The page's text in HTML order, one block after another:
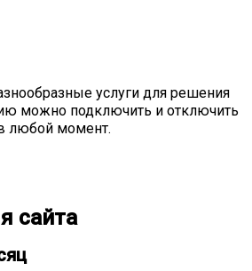
услуги для решения
можно подключить и отключить
любой момент.
сайта